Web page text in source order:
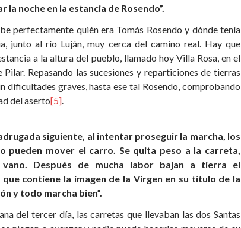
la noche en la estancia de Rosendo”.
perfectamente quién era Tomás Rosendo y dónde tenía
junto al río Luján, muy cerca del camino real. Hay que
a la altura del pueblo, llamado hoy Villa Rosa, en el
Repasando las sucesiones y reparticiones de tierras
dificultades graves, hasta ese tal Rosendo, comprobando
del aserto[5].
siguiente, al intentar proseguir la marcha, los
pueden mover el carro. Se quita peso a la carreta,
Después de mucha labor bajan a tierra el
contiene la imagen de la Virgen en su título de la
y todo marcha bien”.
del tercer día, las carretas que llevaban las dos Santas